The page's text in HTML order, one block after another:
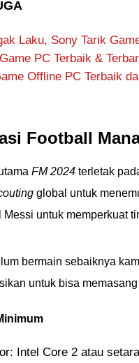
Laku, Sony Tarik
PC Terbaik &
Offline PC Terbaik
Football
FM 2024 terletak
global untuk
untuk memperkuat
bermain sebaiknya
untuk bisa memasang
Intel Core 2 atau setara